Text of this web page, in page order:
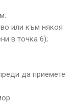
или към някоя
в точка 6);
да приемете